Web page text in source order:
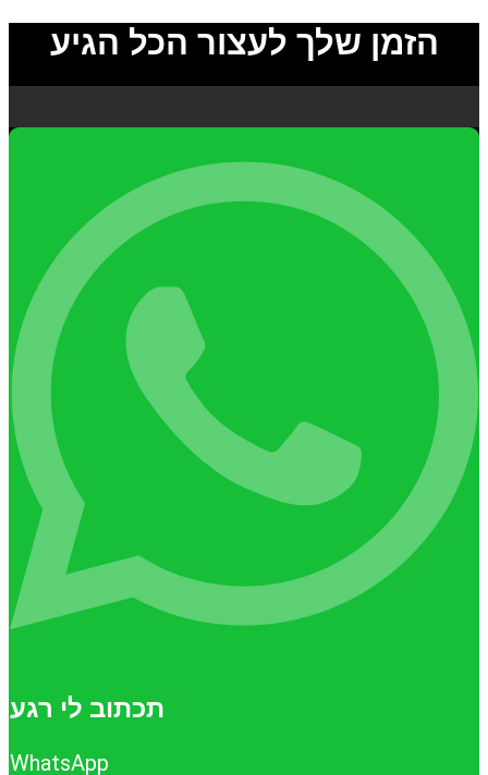
הזמן שלך לעצור הכל הגיע
תכתוב לי רגע
WhatsApp